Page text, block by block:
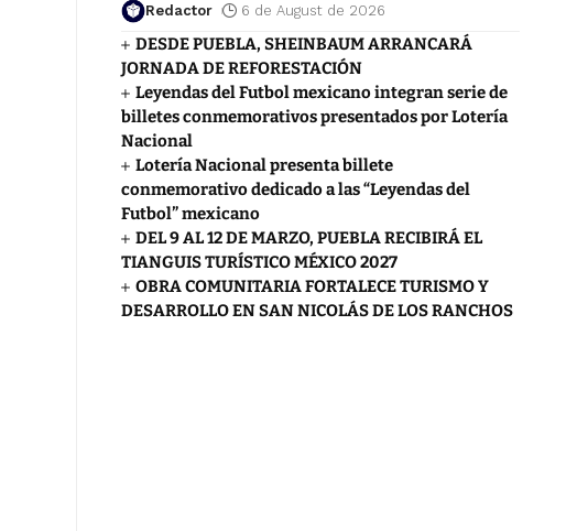
Redactor 6 de August de 2026
DESDE PUEBLA, SHEINBAUM ARRANCARÁ
JORNADA DE REFORESTACIÓN
Leyendas del Futbol mexicano integran serie de
billetes conmemorativos presentados por Lotería
Nacional
Lotería Nacional presenta billete
conmemorativo dedicado a las “Leyendas del
Futbol” mexicano
DEL 9 AL 12 DE MARZO, PUEBLA RECIBIRÁ EL
TIANGUIS TURÍSTICO MÉXICO 2027
OBRA COMUNITARIA FORTALECE TURISMO Y
DESARROLLO EN SAN NICOLÁS DE LOS RANCHOS